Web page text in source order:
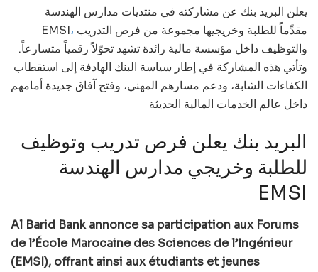
يعلن البريد بنك عن مشاركته في منتديات مدارس الهندسة
EMSI،
والتوظيف داخل مؤسسة مالية رائدة تشهد تحوّلاً رقمياً متسارعاً.
وتأتي هذه المشاركة في إطار سياسة البنك الهادفة إلى استقطاب
الكفاءات الشابة، ودعم مسارهم المهني، وفتح آفاق جديدة أمامهم
داخل عالم الخدمات المالية الحديثة
البريد بنك يعلن فرص تدريب وتوظيف
للطلبة وخريجي مدارس الهندسة
EMSI
Al Barid Bank annonce sa participation aux Forums
de l’École Marocaine des Sciences de l’Ingénieur
(EMSI), offrant ainsi aux étudiants et jeunes